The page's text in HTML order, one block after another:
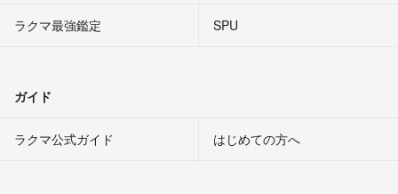
ラクマ最強鑑定
SPU
ガイド
ラクマ公式ガイド はじめての方へ